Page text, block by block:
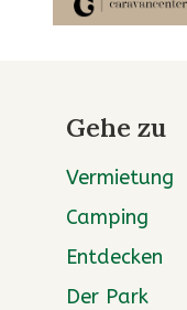
Gehe zu
Vermietung
Camping
Entdecken
Der Park